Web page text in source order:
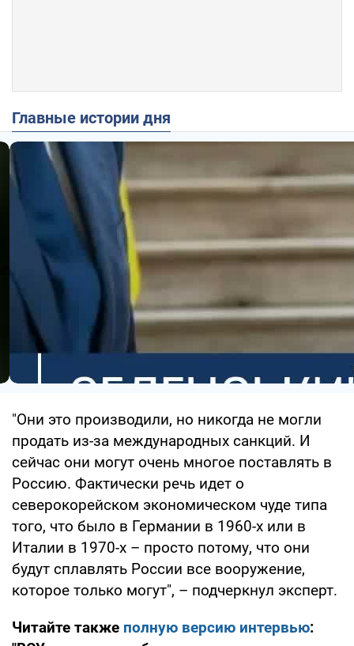
Главные истории дня
"Они это производили, но никогда не могли
продать из-за международных санкций. И
сейчас они могут очень многое поставлять в
Россию. Фактически речь идет о
северокорейском экономическом чуде типа
того, что было в Германии в 1960-х или в
Италии в 1970-х – просто потому, что они
будут сплавлять России все вооружение,
которое только могут", – подчеркнул эксперт.
Читайте также полную версию интервью: